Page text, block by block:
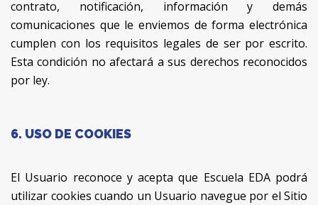
contrato, notificación, información y demás
comunicaciones que le enviemos de forma electrónica
cumplen con los requisitos legales de ser por escrito.
Esta condición no afectará a sus derechos reconocidos
por ley.
6. USO DE COOKIES
El Usuario reconoce y acepta que Escuela EDA podrá
utilizar cookies cuando un Usuario navegue por el Sitio